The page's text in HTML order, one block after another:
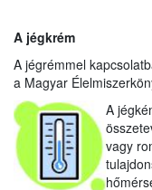
A jégkrém
A jégrémmel
a Magyar
A
vagy